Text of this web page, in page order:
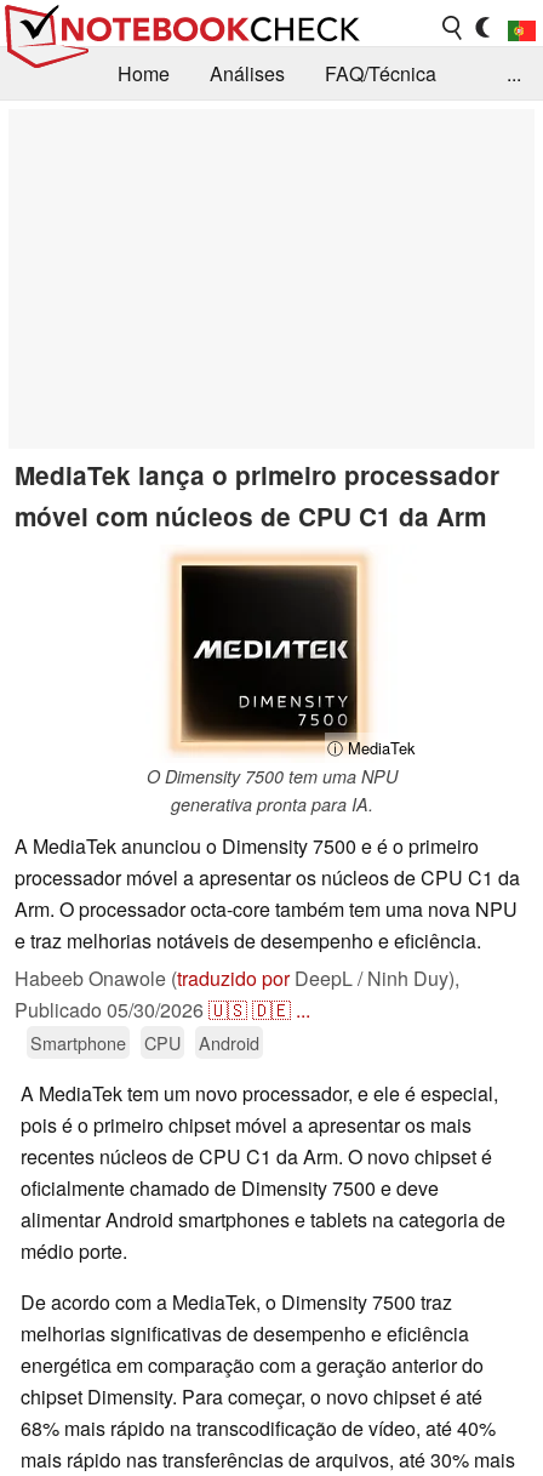
Home Análises
FAQ/Técnica
...
MediaTek lança o primeiro processador
móvel com núcleos de CPU C1 da Arm
ⓘ MediaTek
O Dimensity 7500 tem uma NPU
generativa pronta para IA.
A MediaTek anunciou o Dimensity 7500 e é o primeiro
processador móvel a apresentar os núcleos de CPU C1 da
Arm. O processador octa-core também tem uma nova NPU
e traz melhorias notáveis de desempenho e eficiência.
Habeeb Onawole (traduzido porDeepL / Ninh Duy),
Publicado 05/30/2026🇺🇸🇩🇪 ...
Smartphone CPU Android
A MediaTek tem um novo processador, e ele é especial,
pois é o primeiro chipset móvel a apresentar os mais
recentes núcleos de CPU C1 da Arm. O novo chipset é
oficialmente chamado de Dimensity 7500 e deve
alimentar Android smartphones e tablets na categoria de
médio porte.
De acordo com a MediaTek, o Dimensity 7500 traz
melhorias significativas de desempenho e eficiência
energética em comparação com a geração anterior do
chipset Dimensity. Para começar, o novo chipset é até
68% mais rápido na transcodificação de vídeo, até 40%
mais rápido nas transferências de arquivos, até 30% mais